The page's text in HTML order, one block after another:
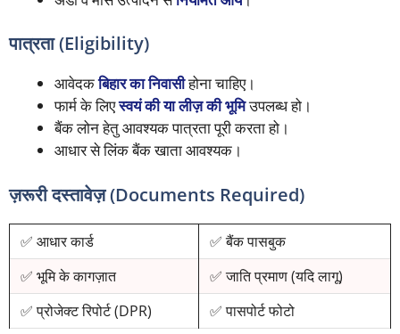
पात्रता (Eligibility)
आवेदकबिहार का निवासीहोना चाहिए।
फार्म के लिएस्वयं की या लीज़ की भूमिउपलब्ध हो।
बैंक लोन हेतु आवश्यक पात्रता पूरी करता हो।
आधार से लिंक बैंक खाता आवश्यक।
ज़रूरी दस्तावेज़ (Documents Required)
✅ आधार कार्ड
✅ बैंक पासबुक
✅ भूमि के कागज़ात
✅ जाति प्रमाण (यदि लागू)
✅ प्रोजेक्ट रिपोर्ट (DPR)
✅ पासपोर्ट फोटो